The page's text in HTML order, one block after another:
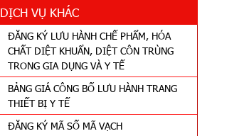
DỊCH VỤ KHÁC
ĐĂNG KÝ LƯU HÀNH CHẾ PHẨM, HÓA
CHẤT DIỆT KHUẨN, DIỆT CÔN TRÙNG
TRONG GIA DỤNG VÀ Y TẾ
BẢNG GIÁ CÔNG BỐ LƯU HÀNH TRANG
THIẾT BỊ Y TẾ
ĐĂNG KÝ MÃ SỐ MÃ VẠCH